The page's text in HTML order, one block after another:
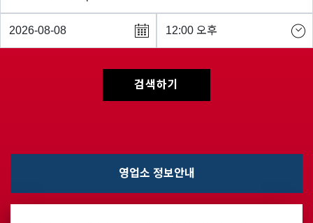
검색하기
영업소 정보안내